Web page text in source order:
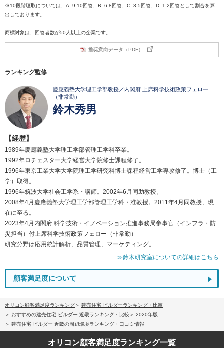
※10段階聴取については、A=9-10回答、B=6-8回答、C=3-5回答、D=1-2回答として割合を算
出しております。
商標対象は、回答者数が50人以上の企業です。
推奨意向データ（PDF）
ランキング監修
慶應義塾大学理工学部教授／内閣府 上席科学技術政策フェロー
（非常勤）
鈴木秀男
【経歴】
1989年慶應義塾大学理工学部管理工学科卒業。
1992年ロチェスター大学経営大学院修士課程修了。
1996年東京工業大学大学院理工学研究科博士課程経営工学専攻修了。博士（工
学）取得。
1996年筑波大学社会工学系・講師。2002年6月同助教授。
2008年4月慶應義塾大学理工学部管理工学科・准教授。2011年4月同教授、現
在に至る。
2023年4月内閣府 科学技術・イノベーション推進事務局参事官（インフラ・防
災担当）付上席科学技術政策フェロー（非常勤）
研究分野は応用統計解析、品質管理、マーケティング。
≫鈴木研究室についての詳細はこちら
顧客満足度について
オリコン顧客満足度ランキング
建売住宅 ビルダーランキング・比較
おすすめの建売住宅 ビルダー 近畿ランキング・比較
2020年版
建売住宅 ビルダー 近畿の周辺環境ランキング・口コミ情報
オリコン顧客満足度ランキング一覧